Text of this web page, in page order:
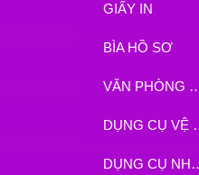
GIẤY IN
BÌA HỒ SƠ
VĂN
DỤNG